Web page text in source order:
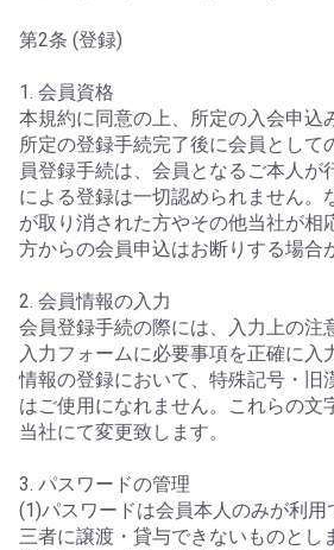
第2条 (登録)
1. 会員資格
本規約に同意の上、所定の入会申込
所定の登録手続完了後に会員として
員登録手続は、会員となるご本人が
による登録は一切認められません。
が取り消された方やその他当社が相
方からの会員申込はお断りする場合
2. 会員情報の入力
会員登録手続の際には、入力上の注
入力フォームに必要事項を正確に入
情報の登録において、特殊記号・旧
はご使用になれません。これらの文
当社にて変更致します。
3. パスワードの管理
(1)パスワードは会員本人のみが利用
三者に譲渡・貸与できないものとし